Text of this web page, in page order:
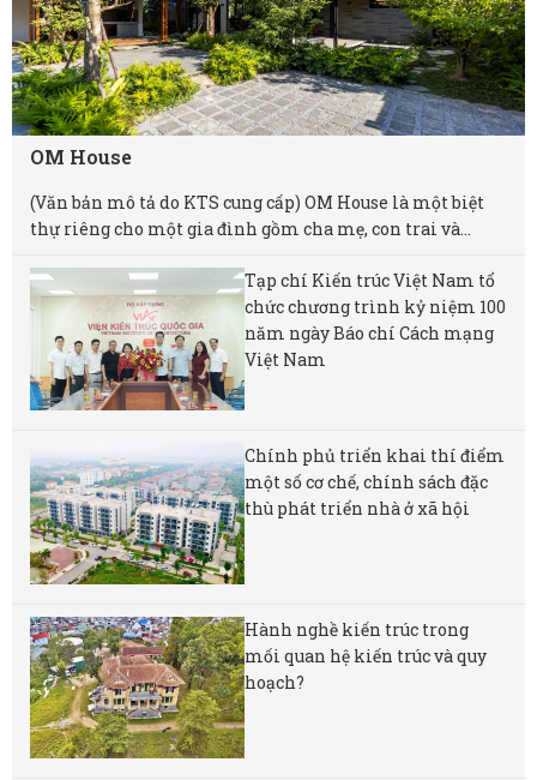
OM House
(Văn bản mô tả do KTS cung cấp) OM House là một biệt
thự riêng cho một gia đình gồm cha mẹ, con trai và...
Tạp chí Kiến trúc Việt Nam tổ
chức chương trình kỷ niệm 100
năm ngày Báo chí Cách mạng
Việt Nam
Chính phủ triển khai thí điểm
một số cơ chế, chính sách đặc
thù phát triển nhà ở xã hội
Hành nghề kiến trúc trong
mối quan hệ kiến trúc và quy
hoạch?